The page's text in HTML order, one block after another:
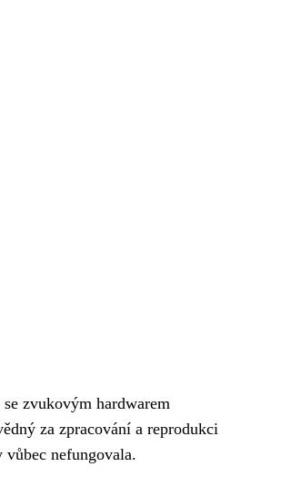
zvukovým hardwarem
za zpracování a reprodukci
vůbec nefungovala.